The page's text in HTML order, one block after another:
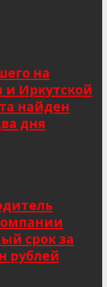
на
и Иркутской
найден
дня
срок за
рублей